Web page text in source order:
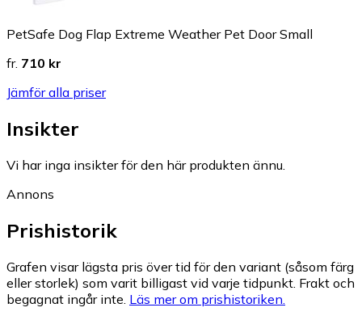
PetSafe Dog Flap Extreme Weather Pet Door Small
fr. 710 kr
Jämför alla priser
Insikter
Vi har inga insikter för den här produkten ännu.
Annons
Prishistorik
Grafen visar lägsta pris över tid för den variant (såsom färg
eller storlek) som varit billigast vid varje tidpunkt. Frakt och
begagnat ingår inte. Läs mer om prishistoriken.